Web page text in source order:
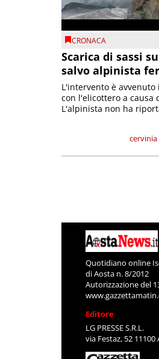
CRONACA
Scarica di sassi
salvo alpinista
cervinia
L'intervento è
con l'elicottero a causa
L'alpinista non ha
Quotidiano online
di Aosta n. 8/2012
Autorizzazione del
Editore
LG PRESSE S.R.L.
via Festaz, 52 11100